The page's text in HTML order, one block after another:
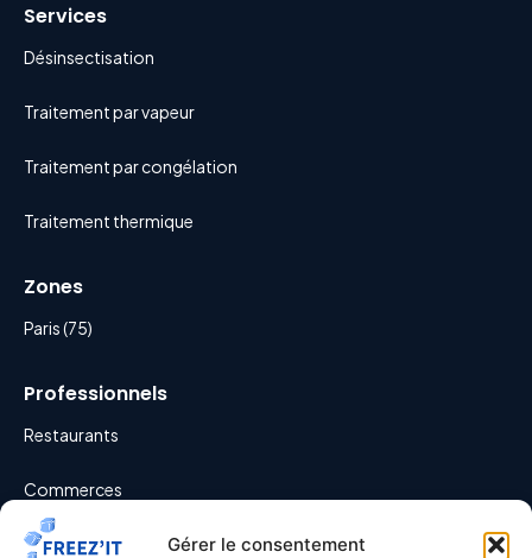
Gérer le consentement
Services
Désinsectisation
Traitement par vapeur
Traitement par congélation
Traitement thermique
Zones
Paris (75)
Professionnels
Restaurants
Commerces
Hôtels